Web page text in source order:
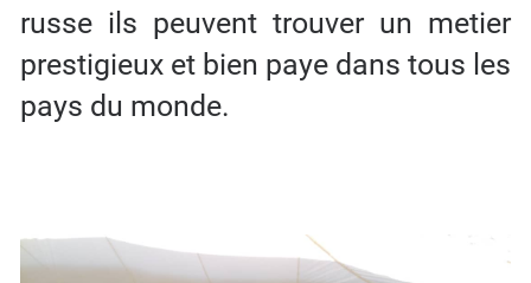
russe ils peuvent trouver un metier
prestigieux et bien paye dans tous les
pays du monde.